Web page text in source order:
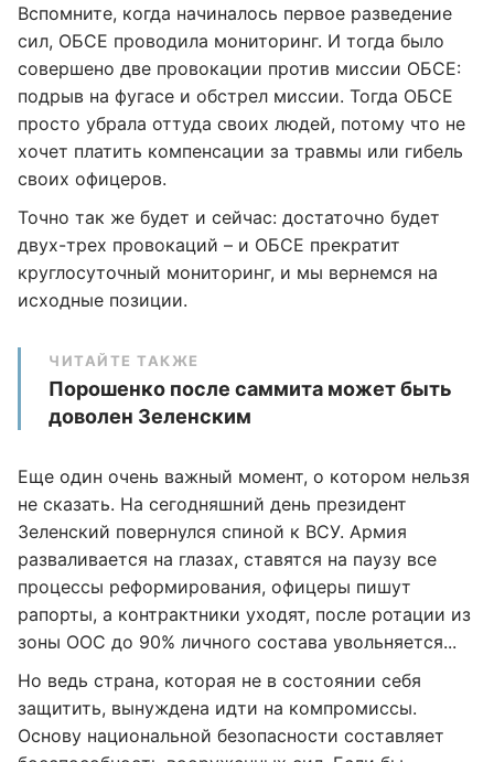
Вспомните, когда начиналось первое разведение
сил, ОБСЕ проводила мониторинг. И тогда было
совершено две провокации против миссии ОБСЕ:
подрыв на фугасе и обстрел миссии. Тогда ОБСЕ
просто убрала оттуда своих людей, потому что не
хочет платить компенсации за травмы или гибель
своих офицеров.
Точно так же будет и сейчас: достаточно будет
двух-трех провокаций – и ОБСЕ прекратит
круглосуточный мониторинг, и мы вернемся на
исходные позиции.
ЧИТАЙТЕ ТАКЖЕ
Порошенко после саммита может быть
доволен Зеленским
Еще один очень важный момент, о котором нельзя
не сказать. На сегодняшний день президент
Зеленский повернулся спиной к ВСУ. Армия
разваливается на глазах, ставятся на паузу все
процессы реформирования, офицеры пишут
рапорты, а контрактники уходят, после ротации из
зоны ООС до 90% личного состава увольняется...
Но ведь страна, которая не в состоянии себя
защитить, вынуждена идти на компромиссы.
Основу национальной безопасности составляет